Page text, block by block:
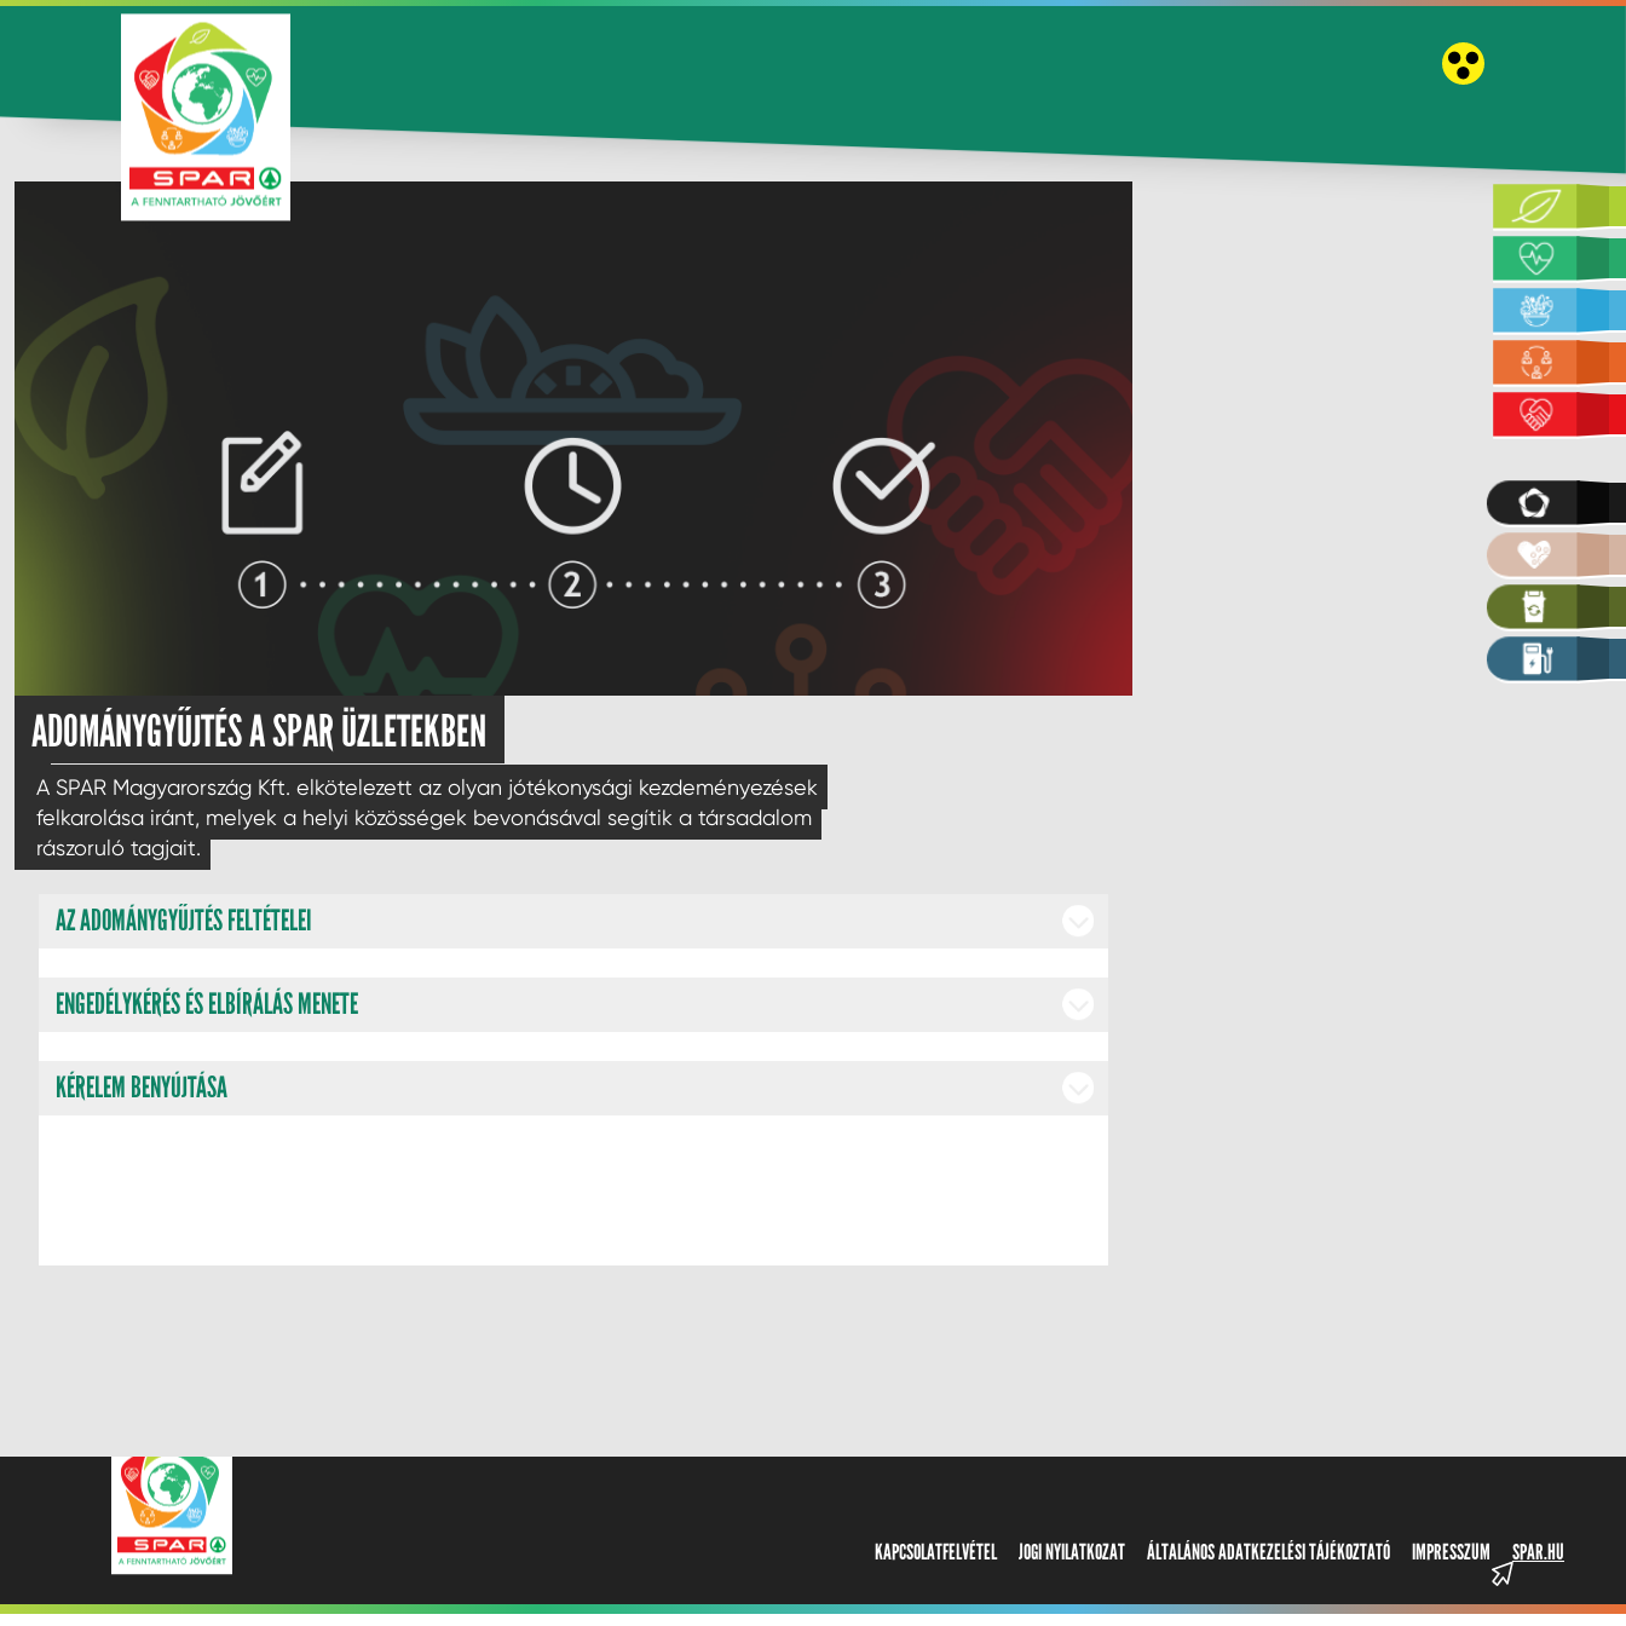
ADOMÁNYGYŰJTÉS A SPAR ÜZLETEKBEN
A SPAR Magyarország Kft. elkötelezett az olyan jótékonysági kezdeményezések
felkarolása iránt, melyek a helyi közösségek bevonásával segítik a társadalom
rászoruló tagjait.
AZ ADOMÁNYGYŰJTÉS FELTÉTELEI
ENGEDÉLYKÉRÉS ÉS ELBÍRÁLÁS MENETE
KÉRELEM BENYÚJTÁSA
KAPCSOLATFELVÉTEL JOGI NYILATKOZAT ÁLTALÁNOS ADATKEZELÉSI TÁJÉKOZTATÓ IMPRESSZUM SPAR.HU